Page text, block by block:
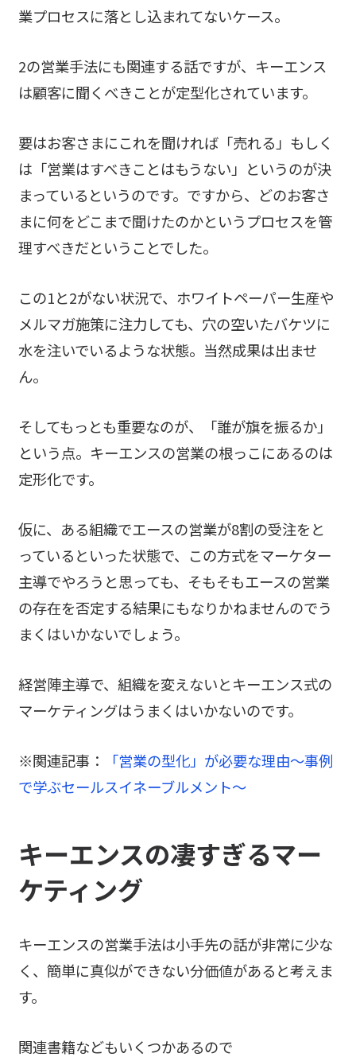
業プロセスに落とし込まれてないケース。
2の営業手法にも関連する話ですが、キーエンス
は顧客に聞くべきことが定型化されています。
要はお客さまにこれを聞ければ「売れる」もしく
は「営業はすべきことはもうない」というのが決
まっているというのです。ですから、どのお客さ
まに何をどこまで聞けたのかというプロセスを管
理すべきだということでした。
この1と2がない状況で、ホワイトペーパー生産や
メルマガ施策に注力しても、穴の空いたバケツに
水を注いでいるような状態。当然成果は出ませ
ん。
そしてもっとも重要なのが、「誰が旗を振るか」
という点。キーエンスの営業の根っこにあるのは
定形化です。
仮に、ある組織でエースの営業が8割の受注をと
っているといった状態で、この方式をマーケター
主導でやろうと思っても、そもそもエースの営業
の存在を否定する結果にもなりかねませんのでう
まくはいかないでしょう。
経営陣主導で、組織を変えないとキーエンス式の
マーケティングはうまくはいかないのです。
※関連記事：
「営業の型化」が必要な理由～事例
で学ぶセールスイネーブルメント～
キーエンスの凄すぎるマー
ケティング
キーエンスの営業手法は小手先の話が非常に少な
く、簡単に真似ができない分価値があると考えま
す。
関連書籍などもいくつかあるので